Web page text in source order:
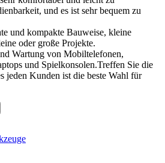
und es ist sehr bequem zu
und kompakte Bauweise, kleine
oder große Projekte.
Wartung von Mobiltelefonen,
und Spielkonsolen.Treffen Sie die
jeden Kunden ist die beste Wahl für